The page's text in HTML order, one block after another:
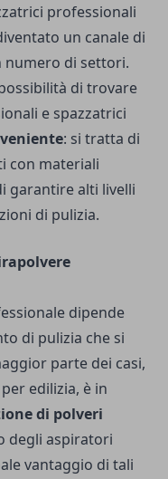
professionali
un canale di
di settori.
possibilità di trovare
e spazzatrici
: si tratta di
con materiali
garantire alti livelli
di pulizia.
dipende
di pulizia che si
parte dei casi,
edilizia, è in
di polveri
degli aspiratori
vantaggio di tali